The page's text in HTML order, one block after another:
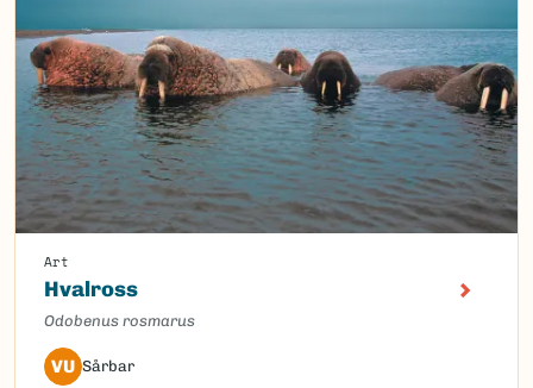
Art
Hvalross
Odobenus rosmarus
VU Sårbar